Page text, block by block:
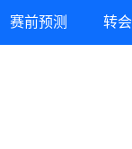
赛前预测 转会